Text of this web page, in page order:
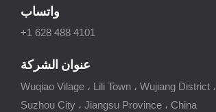
واتساب
+1 628 488 4101
عنوان الشركة
Wuqiao Vilage ، Lili Town ، Wujiang District ،
Suzhou City ، Jiangsu Province ، China